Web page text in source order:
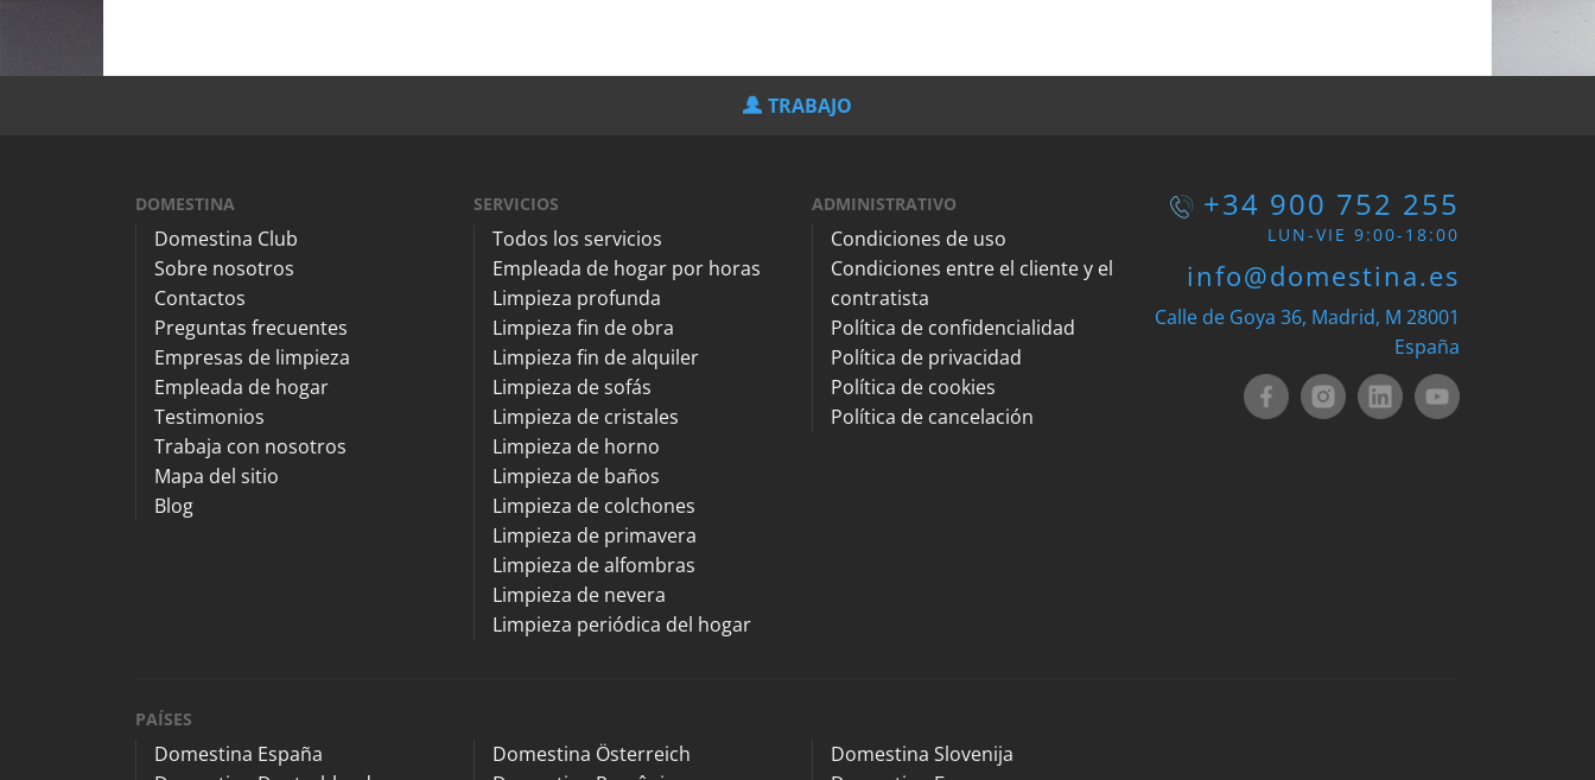
TRABAJO
DOMESTINA
Domestina Club
Sobre nosotros
Contactos
Preguntas frecuentes
Empresas de limpieza
Empleada de hogar
Testimonios
Trabaja con nosotros
Mapa del sitio
Blog
SERVICIOS
Todos los servicios
Empleada de hogar por horas
Limpieza profunda
Limpieza fin de obra
Limpieza fin de alquiler
Limpieza de sofás
Limpieza de cristales
Limpieza de horno
Limpieza de baños
Limpieza de colchones
Limpieza de primavera
Limpieza de alfombras
Limpieza de nevera
Limpieza periódica del hogar
ADMINISTRATIVO
Condiciones de uso
Condiciones entre el cliente y el
contratista
Política de confidencialidad
Política de privacidad
Política de cookies
Política de cancelación
+34 900 752 255
LUN-VIE 9:00-18:00
info@domestina.es
Calle de Goya 36, Madrid, M 28001
España
PAÍSES
Domestina España
Domestina Österreich
Domestina Slovenija